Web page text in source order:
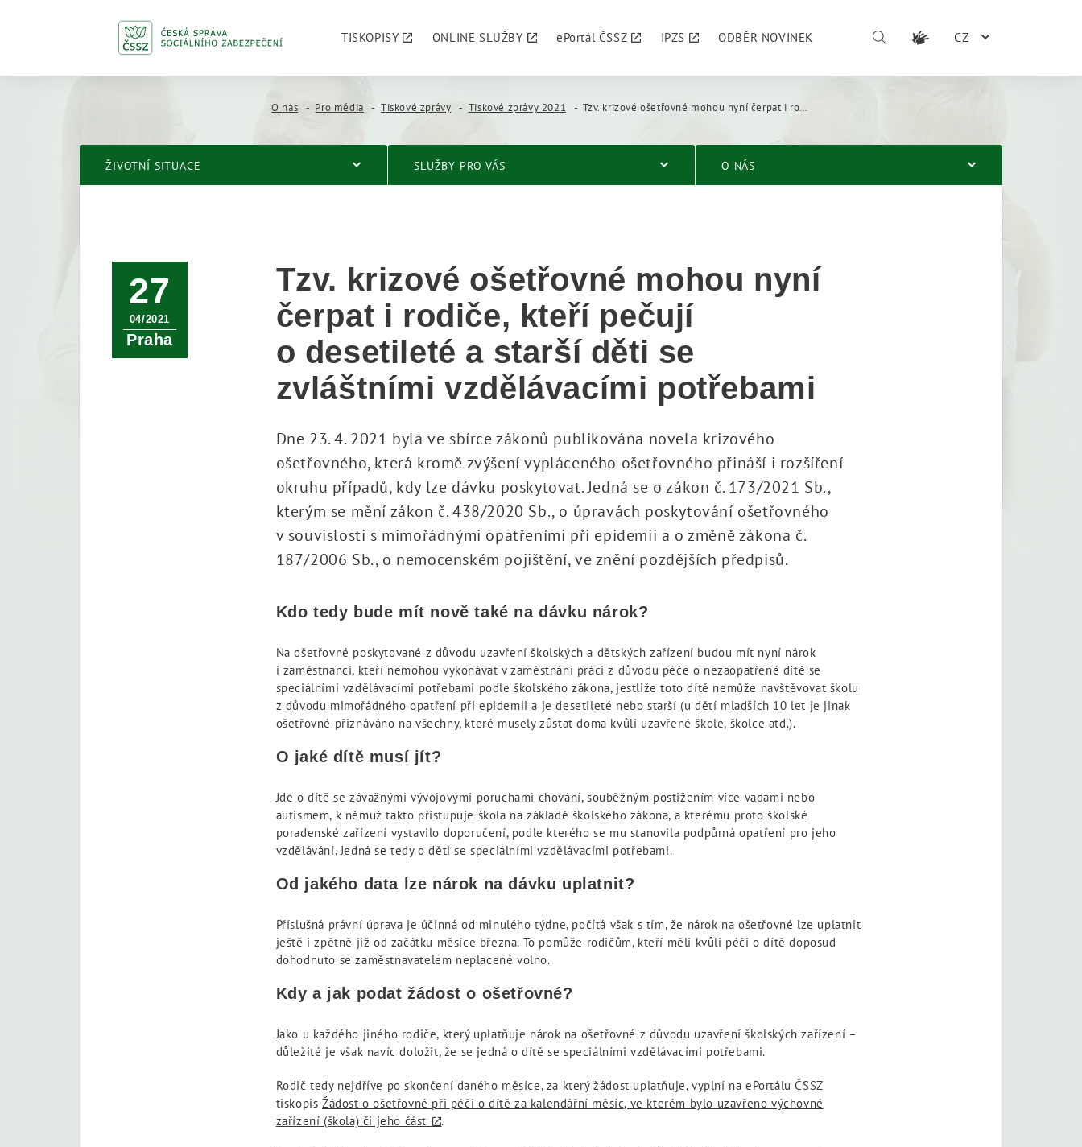
TISKOPISY ONLINE SLUŽBY ePortál ČSSZ IPZS ODBĚR NOVINEK CZ
O nás Pro média Tiskové zprávy Tiskové zprávy 2021 Tzv. krizové ošetřovné mohou nyní čerpat i rodiče, kteří pečují o desetileté a starší děti se zvláštními vzdělávacími potřebami
ŽIVOTNÍ SITUACE SLUŽBY PRO VÁS O NÁS
27
04/2021
Praha
Tzv. krizové ošetřovné mohou nyní
čerpat i rodiče, kteří pečují
o desetileté a starší děti se
zvláštními vzdělávacími potřebami
Dne 23. 4. 2021 byla ve sbírce zákonů publikována novela krizového
ošetřovného, která kromě zvýšení vypláceného ošetřovného přináší i rozšíření
okruhu případů, kdy lze dávku poskytovat. Jedná se o zákon č. 173/2021 Sb.,
kterým se mění zákon č. 438/2020 Sb., o úpravách poskytování ošetřovného
v souvislosti s mimořádnými opatřeními při epidemii a o změně zákona č.
187/2006 Sb., o nemocenském pojištění, ve znění pozdějších předpisů.
Kdo tedy bude mít nově také na dávku nárok?
Na ošetřovné poskytované z důvodu uzavření školských a dětských zařízení budou mít nyní nárok
i zaměstnanci, kteří nemohou vykonávat v zaměstnání práci z důvodu péče o nezaopatřené dítě se
speciálními vzdělávacími potřebami podle školského zákona, jestliže toto dítě nemůže navštěvovat školu
z důvodu mimořádného opatření při epidemii a je desetileté nebo starší (u dětí mladších 10 let je jinak
ošetřovné přiznáváno na všechny, které musely zůstat doma kvůli uzavřené škole, školce atd.).
O jaké dítě musí jít?
Jde o dítě se závažnými vývojovými poruchami chování, souběžným postižením více vadami nebo
autismem, k němuž takto přistupuje škola na základě školského zákona, a kterému proto školské
poradenské zařízení vystavilo doporučení, podle kterého se mu stanovila podpůrná opatření pro jeho
vzdělávání. Jedná se tedy o děti se speciálními vzdělávacími potřebami.
Od jakého data lze nárok na dávku uplatnit?
Příslušná právní úprava je účinná od minulého týdne, počítá však s tím, že nárok na ošetřovné lze uplatnit
ještě i zpětně již od začátku měsíce března. To pomůže rodičům, kteří měli kvůli péči o dítě doposud
dohodnuto se zaměstnavatelem neplacené volno.
Kdy a jak podat žádost o ošetřovné?
Jako u každého jiného rodiče, který uplatňuje nárok na ošetřovné z důvodu uzavření školských zařízení –
důležité je však navíc doložit, že se jedná o dítě se speciálními vzdělávacími potřebami.
Rodič tedy nejdříve po skončení daného měsíce, za který žádost uplatňuje, vyplní na ePortálu ČSSZ
tiskopisŽádost o ošetřovné při péči o dítě za kalendářní měsíc, ve kterém bylo uzavřeno výchovné
zařízení (škola) či jeho část
.